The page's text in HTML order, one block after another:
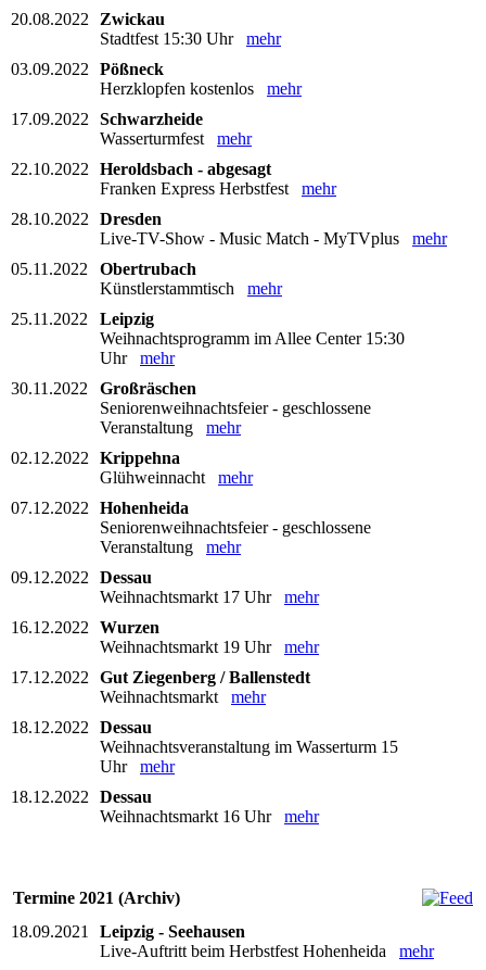
20.08.2022
Zwickau
Stadtfest 15:30 Uhr mehr
03.09.2022
Pößneck
Herzklopfen kostenlos mehr
17.09.2022
Schwarzheide
Wasserturmfest mehr
22.10.2022
Heroldsbach - abgesagt
Franken Express Herbstfest mehr
28.10.2022
Dresden
Live-TV-Show - Music Match - MyTVplus mehr
05.11.2022
Obertrubach
Künstlerstammtisch mehr
25.11.2022
Leipzig
Weihnachtsprogramm im Allee Center 15:30
Uhr mehr
30.11.2022
Großräschen
Seniorenweihnachtsfeier - geschlossene
Veranstaltung mehr
02.12.2022
Krippehna
Glühweinnacht mehr
07.12.2022
Hohenheida
Seniorenweihnachtsfeier - geschlossene
Veranstaltung mehr
09.12.2022
Dessau
Weihnachtsmarkt 17 Uhr mehr
16.12.2022
Wurzen
Weihnachtsmarkt 19 Uhr mehr
17.12.2022
Gut Ziegenberg / Ballenstedt
Weihnachtsmarkt mehr
18.12.2022
Dessau
Weihnachtsveranstaltung im Wasserturm 15
Uhr mehr
18.12.2022
Dessau
Weihnachtsmarkt 16 Uhr mehr
Termine 2021 (Archiv)
18.09.2021
Leipzig - Seehausen
Live-Auftritt beim Herbstfest Hohenheida mehr